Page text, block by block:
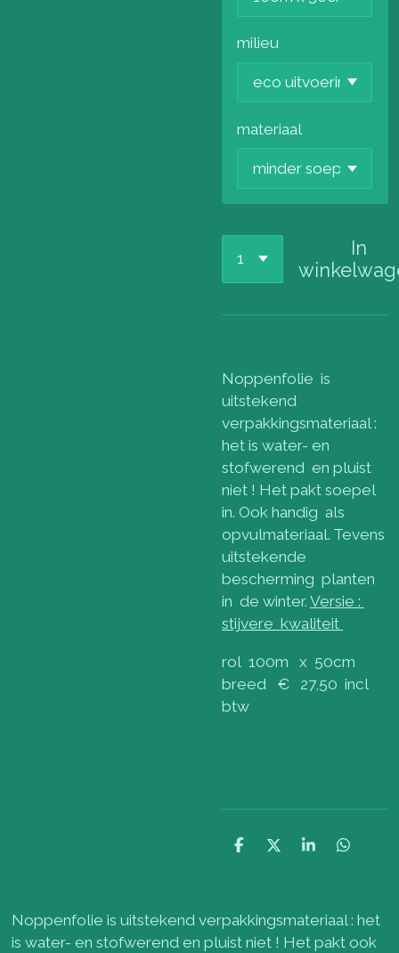
milieu
materiaal
In
Noppenfolie is
uitstekend
verpakkingsmateriaal :
het is water- en
stofwerend en pluist
niet ! Het pakt soepel
in. Ook handig als
opvulmateriaal. Tevens
uitstekende
bescherming planten
in de winter. Versie :
stijvere kwaliteit
rol 100m x 50cm
breed € 27,50 incl
btw
D
n
D
S
e
D
n
Noppenfolie is uitstekend verpakkingsmateriaal : het
is water- en stofwerend en pluist niet ! Het pakt ook